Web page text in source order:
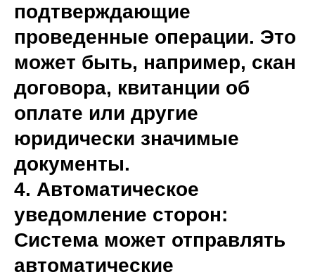
подтверждающие
проведенные операции. Это
может быть, например, скан
договора, квитанции об
оплате или другие
юридически значимые
документы.
4. Автоматическое
уведомление сторон:
Система может отправлять
автоматические